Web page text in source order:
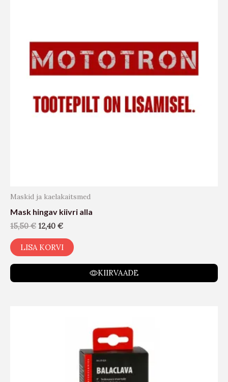
Maskid ja kaelakaitsmed
Mask hingav kiivri alla
15,50€ 12,40 €
LISA KORVI
KIIRVAADE